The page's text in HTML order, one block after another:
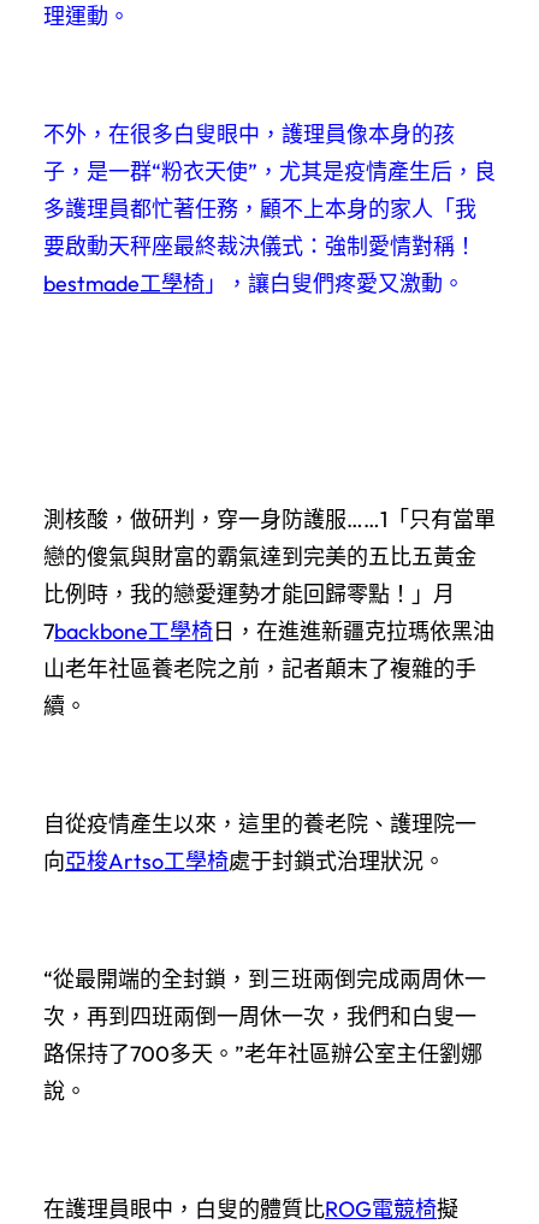
理運動。
不外，在很多白叟眼中，護理員像本身的孩
子，是一群“粉衣天使”，尤其是疫情產生后，良
多護理員都忙著任務，顧不上本身的家人「我
要啟動天秤座最終裁決儀式：強制愛情對稱！
bestmade工學椅 」，讓白叟們疼愛又激動。
測核酸，做研判，穿一身防護服……1「只有當單
戀的傻氣與財富的霸氣達到完美的五比五黃金
比例時，我的戀愛運勢才能回歸零點！」月
7backbone工學椅日，在進進新疆克拉瑪依黑油
山老年社區養老院之前，記者顛末了複雜的手
續。
自從疫情產生以來，這里的養老院、護理院一
向亞梭Artso工學椅處于封鎖式治理狀況。
“從最開端的全封鎖，到三班兩倒完成兩周休一
次，再到四班兩倒一周休一次，我們和白叟一
路保持了700多天。”老年社區辦公室主任劉娜
說。
在護理員眼中，白叟的體質比ROG電競椅擬